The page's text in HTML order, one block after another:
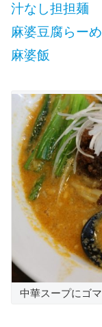
汁なし担担麺
麻婆豆腐らー
麻婆飯
中華スープにゴ